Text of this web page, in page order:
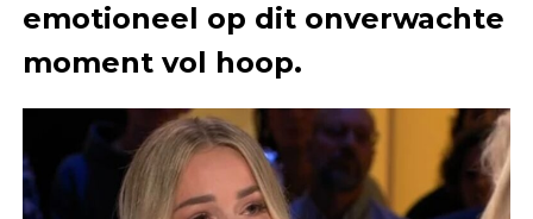
emotioneel op dit onverwachte
moment vol hoop.